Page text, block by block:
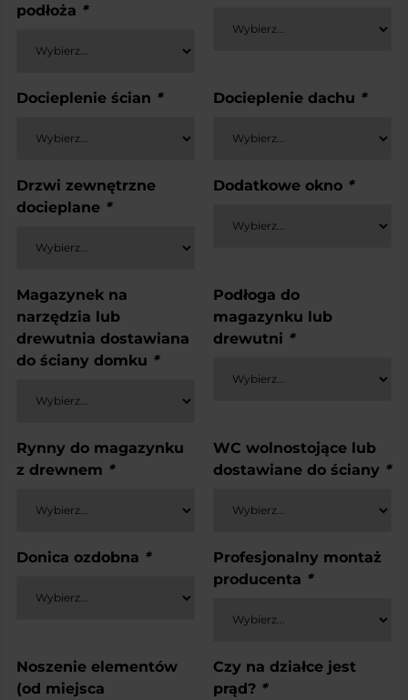
podłoża *
Docieplenie ścian * Docieplenie dachu *
Drzwi zewnętrzne
docieplane *
Dodatkowe okno *
Magazynek na
narzędzia lub
drewutnia dostawiana
do ściany domku *
Podłoga do
magazynku lub
drewutni *
Rynny do magazynku
z drewnem *
WC wolnostojące lub
dostawiane do ściany *
Donica ozdobna *
Profesjonalny montaż
producenta *
Noszenie elementów
(od miejsca
Czy na działce jest
prąd? *